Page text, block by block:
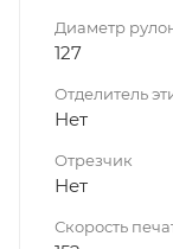
Диаметр
127
Отделитель
Нет
Отрезчик
Нет
Скорость